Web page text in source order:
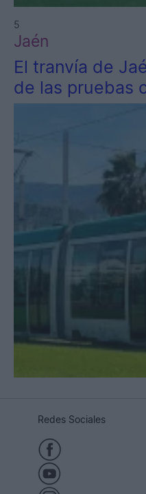
5
Jaén
El tranvía de
de las pruebas
Redes Sociales